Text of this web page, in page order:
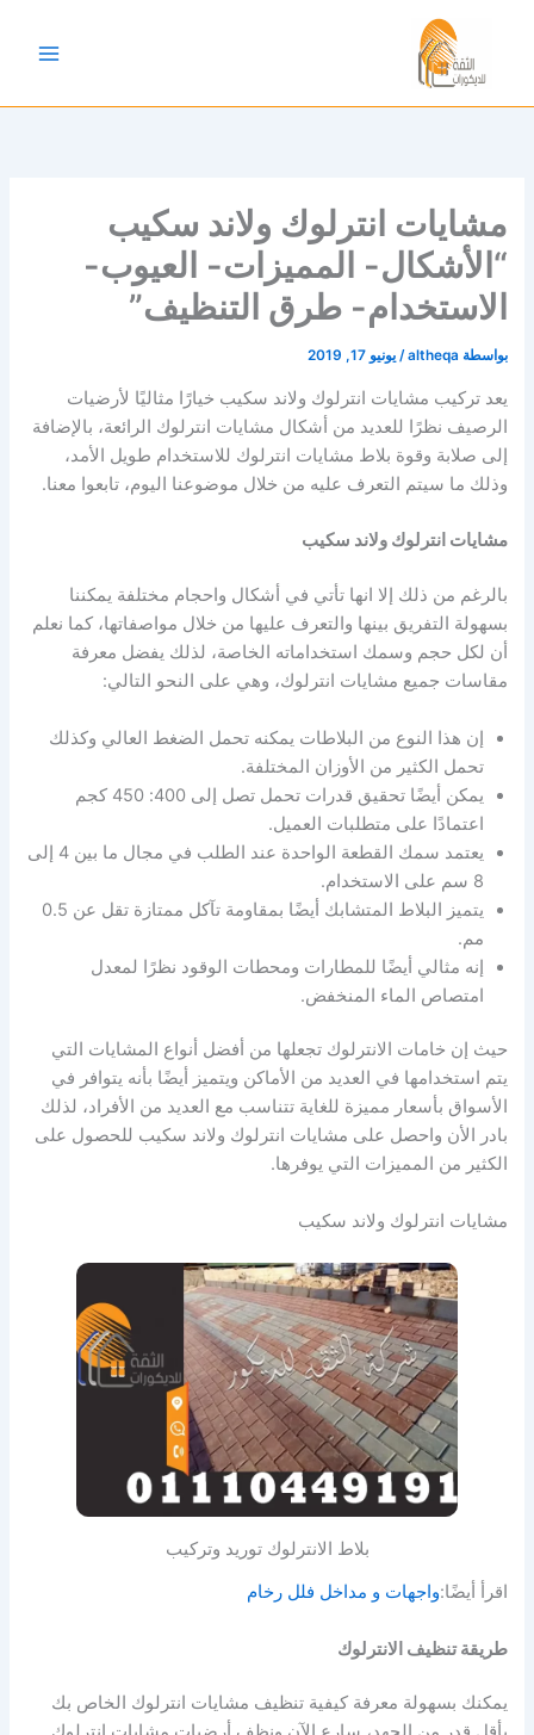
المحتوى
مشايات انترلوك ولاند سكيب
“الأشكال- المميزات- العيوب-
الاستخدام- طرق التنظيف”
بواسطة altheqa
/يونيو 17, 2019
يعد تركيب مشايات انترلوك ولاند سكيب خيارًا مثاليًا لأرضيات
الرصيف نظرًا للعديد من أشكال مشايات انترلوك الرائعة، بالإضافة
إلى صلابة وقوة بلاط مشايات انترلوك للاستخدام طويل الأمد،
وذلك ما سيتم التعرف عليه من خلال موضوعنا اليوم، تابعوا معنا.
مشايات انترلوك ولاند سكيب
بالرغم من ذلك إلا انها تأتي في أشكال واحجام مختلفة يمكننا
بسهولة التفريق بينها والتعرف عليها من خلال مواصفاتها، كما نعلم
أن لكل حجم وسمك استخداماته الخاصة، لذلك يفضل معرفة
مقاسات جميع مشايات انترلوك، وهي على النحو التالي:
إن هذا النوع من البلاطات يمكنه تحمل الضغط العالي وكذلك
تحمل الكثير من الأوزان المختلفة.
يمكن أيضًا تحقيق قدرات تحمل تصل إلى 400: 450 كجم
اعتمادًا على متطلبات العميل.
يعتمد سمك القطعة الواحدة عند الطلب في مجال ما بين 4 إلى
8 سم على الاستخدام.
يتميز البلاط المتشابك أيضًا بمقاومة تآكل ممتازة تقل عن 0.5
مم.
إنه مثالي أيضًا للمطارات ومحطات الوقود نظرًا لمعدل
امتصاص الماء المنخفض.
حيث إن خامات الانترلوك تجعلها من أفضل أنواع المشايات التي
يتم استخدامها في العديد من الأماكن ويتميز أيضًا بأنه يتوافر في
الأسواق بأسعار مميزة للغاية تتناسب مع العديد من الأفراد، لذلك
بادر الأن واحصل على مشايات انترلوك ولاند سكيب للحصول على
الكثير من المميزات التي يوفرها.
مشايات انترلوك ولاند سكيب
بلاط الانترلوك توريد وتركيب
اقرأ أيضًا:واجهات و مداخل فلل رخام
طريقة تنظيف الانترلوك
يمكنك بسهولة معرفة كيفية تنظيف مشايات انترلوك الخاص بك